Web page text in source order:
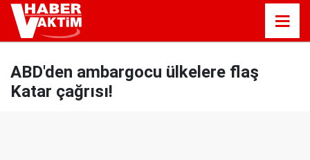
ABD'den ambargocu ülkelere flaş
Katar çağrısı!